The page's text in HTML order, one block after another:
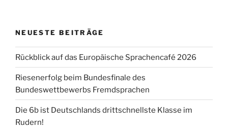
NEUESTE BEITRÄGE
Rückblick auf das Europäische Sprachencafé 2026
Riesenerfolg beim Bundesfinale des
Bundeswettbewerbs Fremdsprachen
Die 6b ist Deutschlands drittschnellste Klasse im
Rudern!